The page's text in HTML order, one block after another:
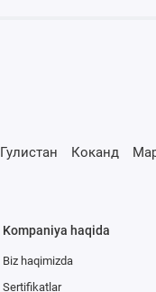
Гулистан Коканд
Kompaniya haqida
Biz haqimizda
Sertifikatlar